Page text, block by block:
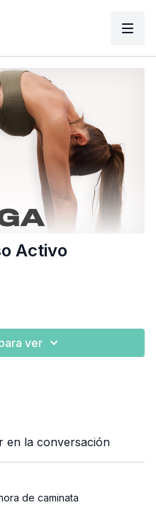
Activo
ver
en la conversación
de caminata